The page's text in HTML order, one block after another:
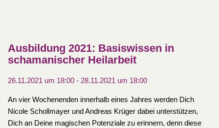
Ausbildung 2021: Basiswissen in
schamanischer Heilarbeit
26.11.2021 um 18:00- 28.11.2021 um 18:00
An vier Wochenenden innerhalb eines Jahres werden Dich
Nicole Schollmayer und Andreas Krüger dabei unterstützen,
Dich an Deine magischen Potenziale zu erinnern, denn diese